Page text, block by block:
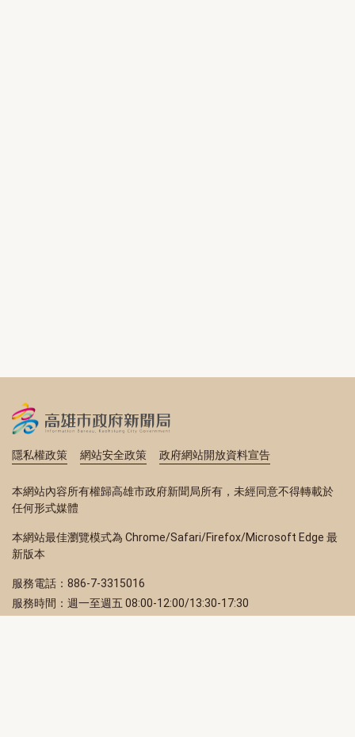
隱私權政策 網站安全政策 政府網站開放資料宣告
本網站內容所有權歸高雄市政府新聞局所有，未經同意不得轉載於
任何形式媒體
本網站最佳瀏覽模式為 Chrome/Safari/Firefox/Microsoft Edge 最
新版本
服務電話：886-7-3315016
服務時間：週一至週五 08:00-12:00/13:30-17:30